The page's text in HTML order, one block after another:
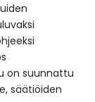
on suunnattu
säätiöiden